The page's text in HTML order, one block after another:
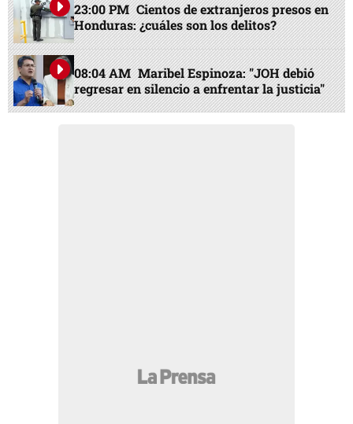
23:00 PM Cientos de extranjeros presos en
Honduras: ¿cuáles son los delitos?
08:04 AM Maribel Espinoza: "JOH debió
regresar en silencio a enfrentar la justicia"